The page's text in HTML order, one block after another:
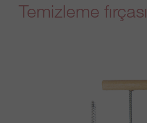
Temizleme fırçası